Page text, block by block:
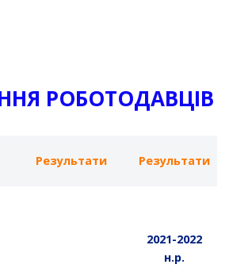
РОБОТОДАВЦІВ
Результати Результати
2021-2022
н.р.